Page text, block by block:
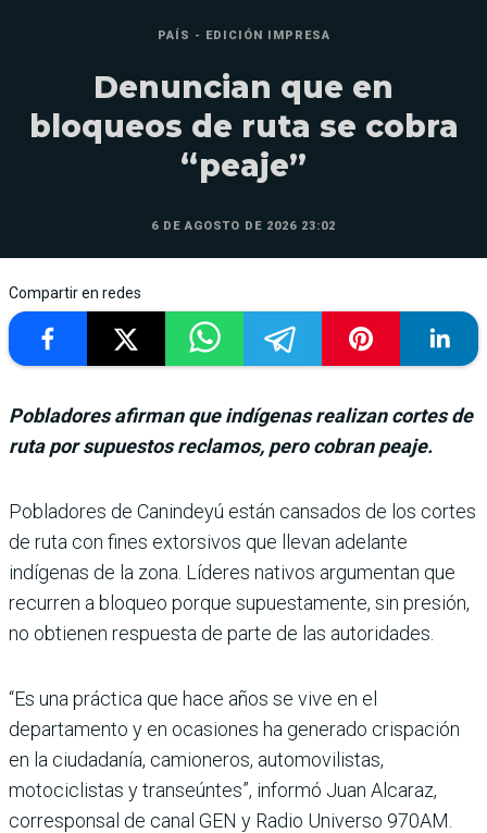
PAÍS - EDICIÓN IMPRESA
Denuncian que en
bloqueos de ruta se cobra
“peaje”
6 DE AGOSTO DE 2026 23:02
Compartir en redes
Pobladores afirman que indígenas realizan cortes de
ruta por supuestos reclamos, pero cobran peaje.
Pobladores de Canindeyú están cansados de los cortes
de ruta con fines extorsivos que llevan adelante
indígenas de la zona. Líderes nativos argumentan que
recurren a bloqueo porque supuestamente, sin presión,
no obtienen respuesta de parte de las autoridades.
“Es una práctica que hace años se vive en el
departamento y en ocasiones ha generado crispación
en la ciudadanía, camioneros, automovilistas,
motociclistas y transeúntes”, informó Juan Alcaraz,
corresponsal de canal GEN y Radio Universo 970AM.